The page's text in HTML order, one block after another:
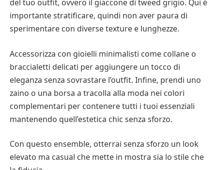
del tuo outfit, ovvero il giaccone di tweed grigio. Qui è
importante stratificare, quindi non aver paura di
sperimentare con diverse texture e lunghezze.
Accessorizza con gioielli minimalisti come collane o
braccialetti delicati per aggiungere un tocco di
eleganza senza sovrastare l’outfit. Infine, prendi uno
zaino o una borsa a tracolla alla moda nei colori
complementari per contenere tutti i tuoi essenziali
mantenendo quell’estetica chic senza sforzo.
Con questo ensemble, otterrai senza sforzo un look
elevato ma casual che mette in mostra sia lo stile che